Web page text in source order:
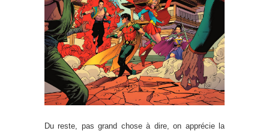
Du reste, pas grand chose à dire, on apprécie la